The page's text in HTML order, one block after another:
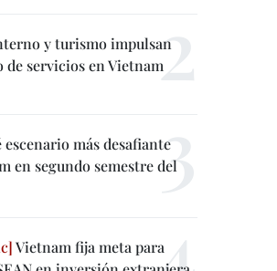
y turismo impulsan
servicios en Vietnam
escenario más desafiante
en segundo semestre del
Vietnam fija meta para